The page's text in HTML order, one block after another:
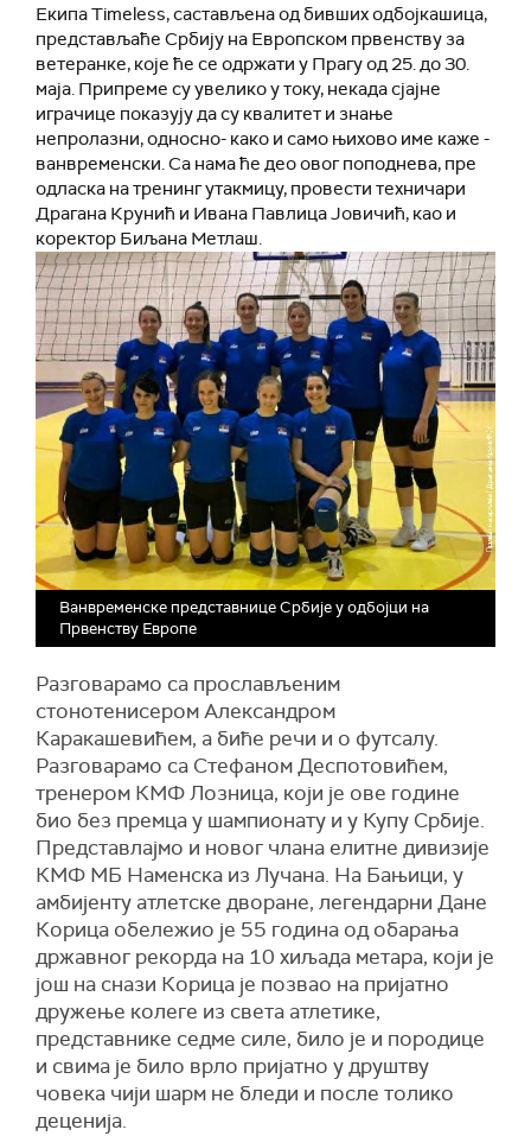
Екипа Timeless, састављена од бивших одбојкашица,
представљаће Србију на Европском првенству за
ветеранке, које ће се одржати у Прагу од 25. до 30.
маја. Припреме су увелико у току, некада сјајне
играчице показују да су квалитет и знање
непролазни, односно- како и само њихово име каже -
ванвременски. Са нама ће део овог поподнева, пре
одласка на тренинг утакмицу, провести техничари
Драгана Крунић и Ивана Павлица Јовичић, као и
коректор Биљана Метлаш.
Ванвременске представнице Србије у одбојци на
Првенству Европе
Разговарамо са прослављеним
стонотенисером Александром
Каракашевићем, а биће речи и о футсалу.
Разговарамо са Стефаном Деспотовићем,
тренером КМФ Лозница, који је ове године
био без премца у шампионату и у Купу Србије.
Представлајмо и новог члана елитне дивизије
КМФ МБ Наменска из Лучана. На Бањици, у
амбијенту атлетске дворане, легендарни Дане
Корица обележио је 55 година од обарања
државног рекорда на 10 хиљада метара, који је
још на снази Корица је позвао на пријатно
дружење колеге из света атлетике,
представнике седме силе, било је и породице
и свима је било врло пријатно у друштву
човека чији шарм не бледи и после толико
деценија.